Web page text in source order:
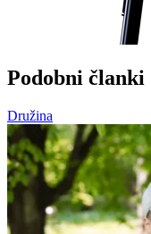
Podobni članki
Družina